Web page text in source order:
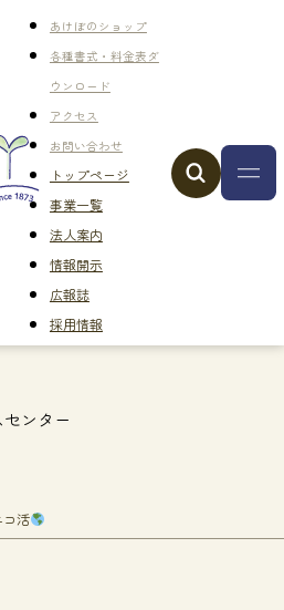
あけぼのショップ
各種書式・料金表ダ
ウンロード
アクセス
お問い合わせ
トップページ
事業一覧
法人案内
情報開示
広報誌
採用情報
ンター
コ活